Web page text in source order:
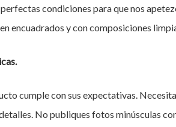
to closecondiciones para que nos
encuadrados y con composiciones
cumple con sus expectativas.
No publiques fotos minúsculas